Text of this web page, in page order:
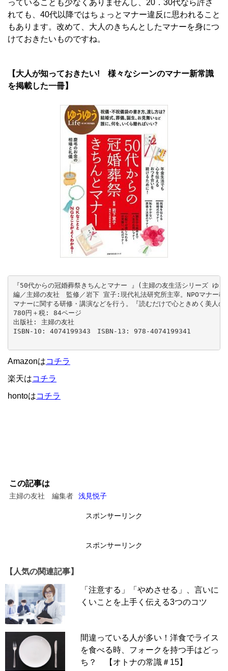
っていることも少なくありませんし、20．30代なら許さ
れても、40代以降ではちょっとマナー違反に思われること
もあります。改めて、大人のきちんとしたマナーを身につ
けておきたいものですね。
【大人が知っておきたい! 様々なシーンのマナー新常識
を掲載した一冊】
『50代からの冠婚葬祭きちんとマナー 』(主婦の友生活シリーズ ゆ
編／主婦の友社　監修／岩下 宣子:現代礼法研究所主宰。NPOマナー教
マナーに関する研修・講演などを行う。『読むだけで心ときめく美人
780円＋税: 84ページ
出版社: 主婦の友社
ISBN-10: 4074199343　ISBN-13: 978-4074199341
Amazonはコチラ
楽天はコチラ
hontoはコチラ
この記事は
主婦の友社 編集者 浅見悦子
スポンサーリンク
スポンサーリンク
【人気の関連記事】
「注意する」「やめさせる」、言いに
くいことを上手く伝える3つのコツ
間違っている人が多い！洋食でライス
を食べる時、フォークを持つ手はどっ
ち？ 【オトナの常識＃15】